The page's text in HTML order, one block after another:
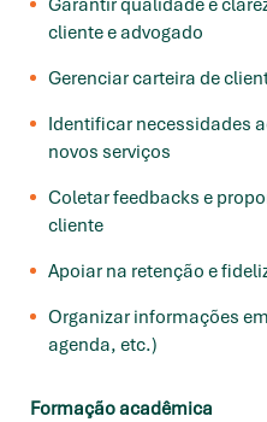
Garantir qualidade e
cliente e advogado
Gerenciar carteira de
Identificar necessidades
novos serviços
Coletar feedbacks e
cliente
Apoiar na retenção e
Organizar informações
agenda, etc.)
Formação acadêmica